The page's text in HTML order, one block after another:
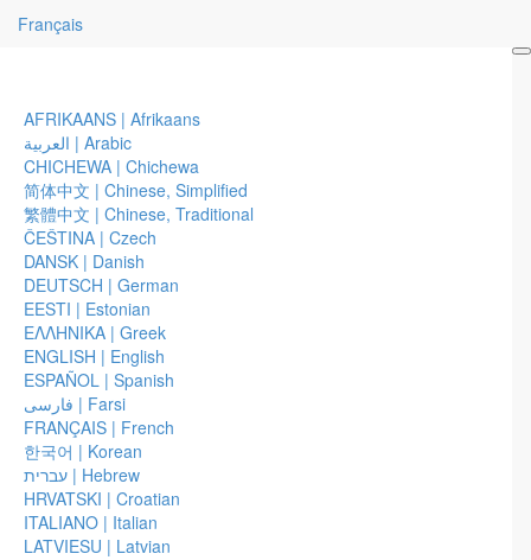
Français
AFRIKAANS | Afrikaans
العربية | Arabic
CHICHEWA | Chichewa
简体中文 | Chinese, Simplified
繁體中文 | Chinese, Traditional
ČEŠTINA | Czech
DANSK | Danish
DEUTSCH | German
EESTI | Estonian
ΕΛΛΗΝΙΚΑ | Greek
ENGLISH | English
ESPAÑOL | Spanish
فارسی | Farsi
FRANÇAIS | French
한국어 | Korean
עברית | Hebrew
HRVATSKI | Croatian
ITALIANO | Italian
LATVIESU | Latvian
histoire?
Nous contacter
Adresse e-mail
Informations générales, l’Ecole pour Le Travail, livres, CD et DVD,
inscriptions aux événements : letravail@thework.com
Adresse postale
Byron Katie International, Inc.
P. O. Box 1206
Ojai, CA 93024
Téléphone
(00)1.805.444.5799
(A ce numéro de téléphone il vous sera répondu en anglais.)
Recevez de plus amples informations
Si vous souhaitez recevoir les dernières nouvelles du Travail,